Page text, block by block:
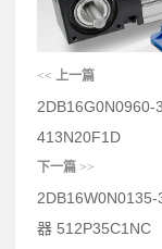
<< 上一篇
2DB16G0N0960-
413N20F1D
下一篇 >>
器 512P35C1NC